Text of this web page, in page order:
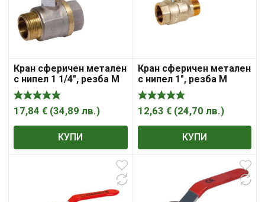
Кран сферичен метален
с нипел 1 1/4″, резба М
резба Ж, Sferaco ,
„Syveco“
17,84 € (34,89 лв.)
КУПИ
Кран сферичен метален
с нипел 1″, резба М
резба Ж, Sferaco ,
„Syveco“
12,63 € (24,70 лв.)
КУПИ